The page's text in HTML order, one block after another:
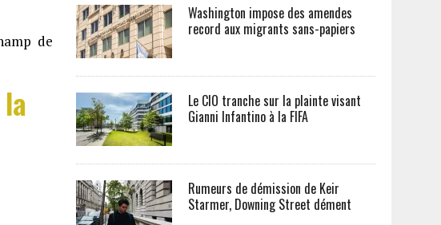
de
Washington impose des amendes
record aux migrants sans-papiers
Le CIO tranche sur la plainte visant
Gianni Infantino à la FIFA
Rumeurs de démission de Keir
Starmer, Downing Street dément